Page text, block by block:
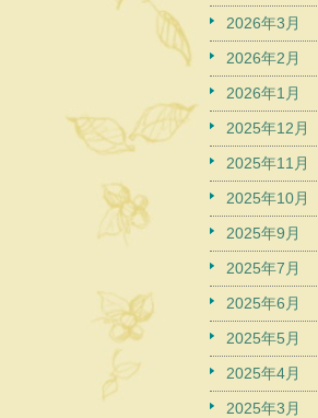
2026年3月
2026年2月
2026年1月
2025年12月
2025年11月
2025年10月
2025年9月
2025年7月
2025年6月
2025年5月
2025年4月
2025年3月